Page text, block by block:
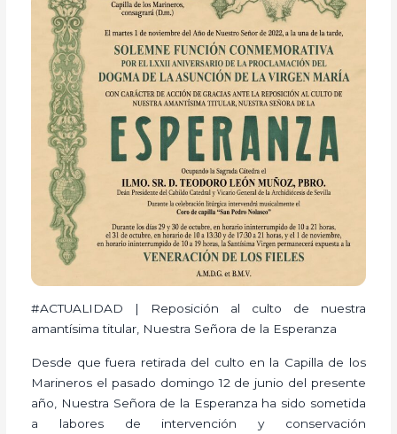
#ACTUALIDAD | Reposición al culto de nuestra
amantísima titular, Nuestra Señora de la Esperanza
Desde que fuera retirada del culto en la Capilla de los
Marineros el pasado domingo 12 de junio del presente
año, Nuestra Señora de la Esperanza ha sido sometida
a labores de intervención y conservación